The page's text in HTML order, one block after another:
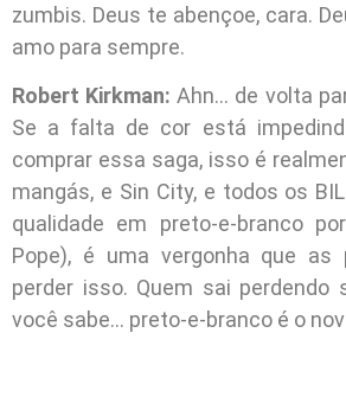
zumbis. Deus te abençoe, cara.
amo para sempre.
Robert Kirkman: Ahn… de volta
Se a falta de cor está
comprar essa saga, isso é
mangás, e Sin City, e todos os
qualidade em preto-e-branco
Pope), é uma vergonha que as
perder isso. Quem sai perdendo
você sabe… preto-e-branco é o